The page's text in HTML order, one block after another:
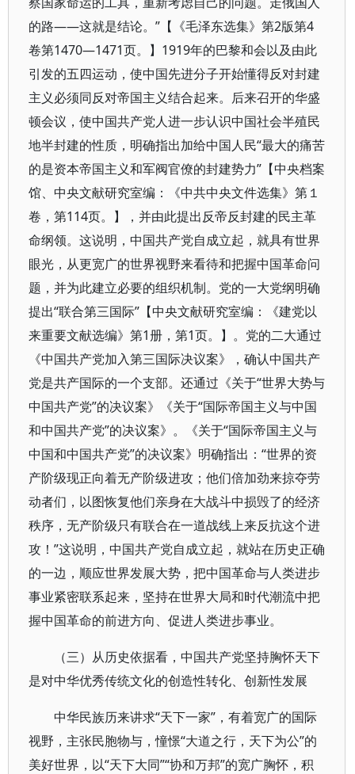
的路——这就是结论。”【《毛泽东选集》第2版第4
卷第1470—1471页。】1919年的巴黎和会以及由此
引发的五四运动，使中国先进分子开始懂得反对封建
主义必须同反对帝国主义结合起来。后来召开的华盛
顿会议，使中国共产党人进一步认识中国社会半殖民
地半封建的性质，明确指出加给中国人民“最大的痛苦
的是资本帝国主义和军阀官僚的封建势力”【中央档案
馆、中央文献研究室编：《中共中央文件选集》第１
卷，第114页。】，并由此提出反帝反封建的民主革
命纲领。这说明，中国共产党自成立起，就具有世界
眼光，从更宽广的世界视野来看待和把握中国革命问
题，并为此建立必要的组织机制。党的一大党纲明确
提出“联合第三国际”【中央文献研究室编：《建党以
来重要文献选编》第1册，第1页。】。党的二大通过
《中国共产党加入第三国际决议案》，确认中国共产
党是共产国际的一个支部。还通过《关于“世界大势与
中国共产党”的决议案》《关于“国际帝国主义与中国
和中国共产党”的决议案》。《关于“国际帝国主义与
中国和中国共产党”的决议案》明确指出：“世界的资
产阶级现正向着无产阶级进攻；他们倍加劲来掠夺劳
动者们，以图恢复他们亲身在大战斗中损毁了的经济
秩序，无产阶级只有联合在一道战线上来反抗这个进
攻！”这说明，中国共产党自成立起，就站在历史正确
的一边，顺应世界发展大势，把中国革命与人类进步
事业紧密联系起来，坚持在世界大局和时代潮流中把
握中国革命的前进方向、促进人类进步事业。
（三）从历史依据看，中国共产党坚持胸怀天下
是对中华优秀传统文化的创造性转化、创新性发展
中华民族历来讲求“天下一家”，有着宽广的国际
视野，主张民胞物与，憧憬“大道之行，天下为公”的
美好世界，以“天下大同”“协和万邦”的宽广胸怀，积